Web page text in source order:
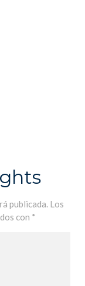
publicada. Los
con *